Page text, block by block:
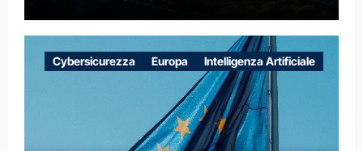
CASO DELLE RETI ELETTRICHE
EUROPEE NEL CONTESTO DELLA
GUERRA IBRIDA
Cybersicurezza Europa Intelligenza Artificiale